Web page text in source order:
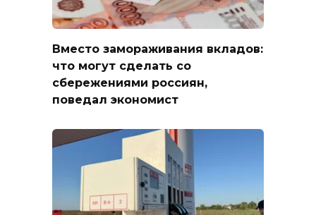
Вместо замораживания вкладов:
что могут сделать со
сбережениями россиян,
поведал экономист